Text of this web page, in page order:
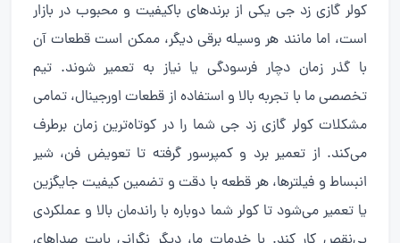
کولر گازی زد جی یکی از برندهای باکیفیت و محبوب در بازار
است، اما مانند هر وسیله برقی دیگر، ممکن است قطعات آن
با گذر زمان دچار فرسودگی یا نیاز به تعمیر شوند. تیم
تخصصی ما با تجربه بالا و استفاده از قطعات اورجینال، تمامی
مشکلات کولر گازی زد جی شما را در کوتاه‌ترین زمان برطرف
می‌کند. از تعمیر برد و کمپرسور گرفته تا تعویض فن، شیر
انبساط و فیلترها، هر قطعه با دقت و تضمین کیفیت جایگزین
یا تعمیر می‌شود تا کولر شما دوباره با راندمان بالا و عملکردی